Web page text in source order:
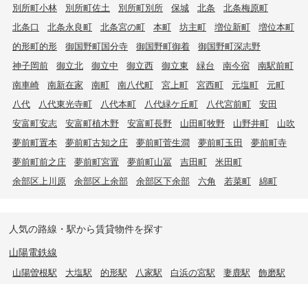
別所町小林
別所町佐土 別所町別所 保城 北条
北条梅原町
北条口
北条永良町 北条宮の町 本町 坊主町 増位新町
増位本町
的形町的形
御国野町国分寺 御国野町御着
御国野町深志野
神子岡前
御立北 御立中 御立西 御立東 緑台 南今宿
南駅前町
南車崎
南新在家 南町 南八代町 宮上町 宮西町 元塩町
元町
八代
八代東光寺町 八代本町 八代緑ケ丘町 八代宮前町
安田
安富町安志
安富町植木野 安富町長野 山田町牧野 山野井町
山吹
夢前町置本
夢前町古知之庄 夢前町菅生澗 夢前町玉田
夢前町寺
夢前町前之庄
夢前町宮置 夢前町山冨 吉田町
米田町
余部区上川原
余部区上余部 余部区下余部 六角 若菜町 綿町
人気の路線・駅から賃貸物件を探す
山陽電鉄線
山陽曽根駅 大塩駅 的形駅 八家駅 白浜の宮駅 妻鹿駅
飾磨駅